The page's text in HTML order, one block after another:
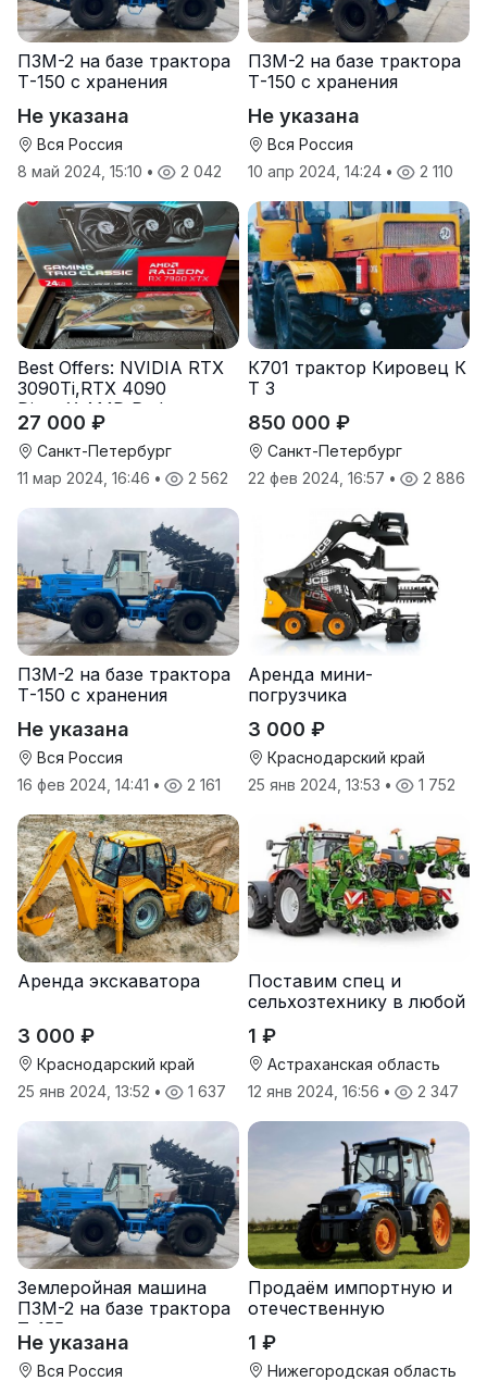
ПЗМ-2 на базе трактора
Т-150 с хранения
Не указана
Вся Россия
8 май 2024, 15:10 • 2 042
ПЗМ-2 на базе трактора
Т-150 с хранения
Не указана
Вся Россия
10 апр 2024, 14:24 • 2 110
Best Offers: NVIDIA RTX
3090Ti,RTX 4090
DirectX,AMD Radeon
RX7900
27 000 ₽
Санкт-Петербург
11 мар 2024, 16:46 • 2 562
К701 трактор Кировец К
Т З
850 000 ₽
Санкт-Петербург
22 фев 2024, 16:57 • 2 886
ПЗМ-2 на базе трактора
Т-150 с хранения
Не указана
Вся Россия
16 фев 2024, 14:41 • 2 161
Аренда мини-
погрузчика
3 000 ₽
Краснодарский край
25 янв 2024, 13:53 • 1 752
Аренда экскаватора
3 000 ₽
Краснодарский край
25 янв 2024, 13:52 • 1 637
Поставим спец и
сельхозтехнику в любой
1 ₽
Астраханская область
12 янв 2024, 16:56 • 2 347
Землеройная машина
ПЗМ-2 на базе трактора
Т-155
Не указана
Вся Россия
Продаём импортную и
отечественную
к ней
1 ₽
Нижегородская область